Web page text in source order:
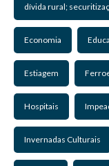
dívida rural;
Economia
Estiagem
Hospitais
Invernadas Culturais